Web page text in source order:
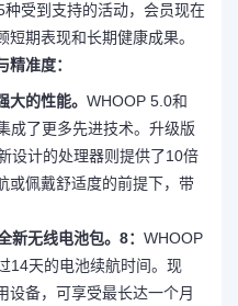
受到支持的活动，会员现在
期表现和长期健康成果。
准度：
的性能。 WHOOP 5.0和
成了更多先进技术。升级版
设计的处理器则提供了10倍
佩戴舒适度的前提下，带
新无线电池包。8： WHOOP
14天的电池续航时间。现
设备，可享受最长达一个月